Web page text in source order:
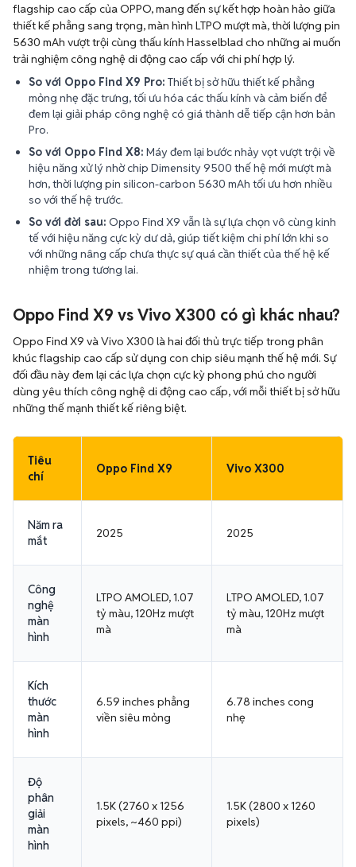
flagship cao cấp của OPPO, mang đến sự kết hợp hoàn hảo giữa
thiết kế phẳng sang trọng, màn hình LTPO mượt mà, thời lượng pin
5630 mAh vượt trội cùng thấu kính Hasselblad cho những ai muốn
trải nghiệm công nghệ di động cao cấp với chi phí hợp lý.
So với Oppo Find X9 Pro: Thiết bị sở hữu thiết kế phẳng
mỏng nhẹ đặc trưng, tối ưu hóa các thấu kính và cảm biến để
đem lại giải pháp công nghệ có giá thành dễ tiếp cận hơn bản
Pro.
So với Oppo Find X8: Máy đem lại bước nhảy vọt vượt trội về
hiệu năng xử lý nhờ chip Dimensity 9500 thế hệ mới mượt mà
hơn, thời lượng pin silicon-carbon 5630 mAh tối ưu hơn nhiều
so với thế hệ trước.
So với đời sau: Oppo Find X9 vẫn là sự lựa chọn vô cùng kinh
tế với hiệu năng cực kỳ dư dả, giúp tiết kiệm chi phí lớn khi so
với những nâng cấp chưa thực sự quá cần thiết của thế hệ kế
nhiệm trong tương lai.
Oppo Find X9 vs Vivo X300 có gì khác nhau?
Oppo Find X9 và Vivo X300 là hai đối thủ trực tiếp trong phân
khúc flagship cao cấp sử dụng con chip siêu mạnh thế hệ mới. Sự
đối đầu này đem lại các lựa chọn cực kỳ phong phú cho người
dùng yêu thích công nghệ di động cao cấp, với mỗi thiết bị sở hữu
những thế mạnh thiết kế riêng biệt.
Tiêu
chí
Oppo Find X9 Vivo X300
Năm ra
mắt
2025 2025
Công
nghệ
màn
hình
LTPO AMOLED, 1.07
tỷ màu, 120Hz mượt
mà
LTPO AMOLED, 1.07
tỷ màu, 120Hz mượt
mà
Kích
thước
màn
hình
6.59 inches phẳng
viền siêu mỏng
6.78 inches cong
nhẹ
Độ
phân
giải
màn
hình
1.5K (2760 x 1256
pixels, ~460 ppi)
1.5K (2800 x 1260
pixels)